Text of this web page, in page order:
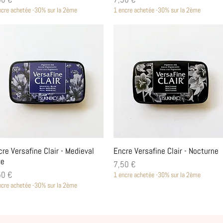
achetée -30% sur la 2ème 1 encre achetée -30% sur la 2ème
Aperçu rapide
Versafine Clair - Medieval
€
achetée -30% sur la 2ème
Aperçu rapide
Encre Versafine Clair - Nocturne
Prix
7,50 €
1 encre achetée -30% sur la 2ème